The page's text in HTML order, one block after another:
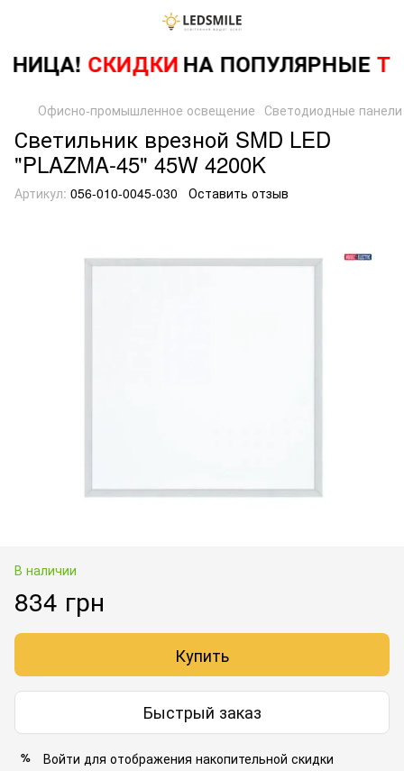
СКИДКИНА ПОПУЛЯРНЫЕ
Офисно-промышленное освещение Светодиодные панели
Светильник врезной SMD LED
"PLAZMA-45" 45W 4200K
Артикул: 056-010-0045-030 Оставить отзыв
В наличии
834 грн
Купить
Быстрый заказ
% Войти для отображения накопительной скидки